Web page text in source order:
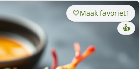
Maak favoriet1
👍